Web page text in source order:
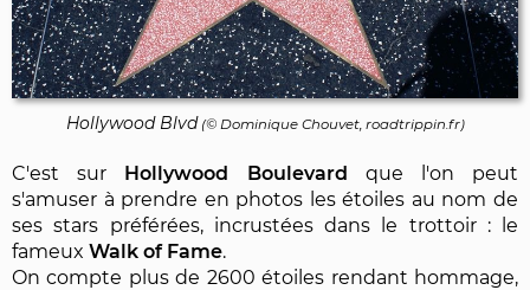
Hollywood Blvd(© Dominique Chouvet, roadtrippin.fr)
C'est sur Hollywood Boulevard que l'on peut
s'amuser à prendre en photos les étoiles au nom de
ses stars préférées, incrustées dans le trottoir : le
fameux Walk of Fame.
On compte plus de 2600 étoiles rendant hommage,